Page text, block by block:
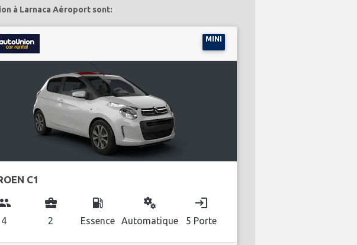
à Larnaca Aéroport sont:
MINI
C1
4
business_center
2
local_gas_station
Essence
miscellaneous_services
Automatique
login
5 Porte